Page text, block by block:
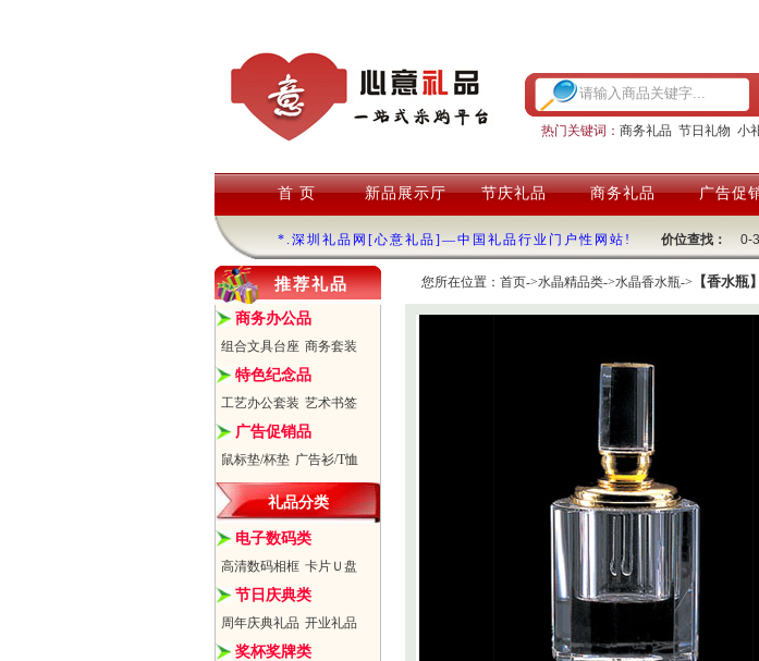
热门关键词： 商务礼品 节日礼物 小
首 页
新品展示厅 节庆礼品 商务礼品 广告促
*.深圳礼品网[心意礼品]—中国礼品行业门户性网站! 价位查找： 0-
推荐礼品
商务办公品
组合文具台座 商务套装
特色纪念品
工艺办公套装 艺术书签
广告促销品
鼠标垫/杯垫 广告衫/T恤
礼品分类
电子数码类
高清数码相框 卡片Ｕ盘
节日庆典类
周年庆典礼品 开业礼品
奖杯奖牌类
您所在位置： 首页->水晶精品类->水晶香水瓶-> 【香水瓶】